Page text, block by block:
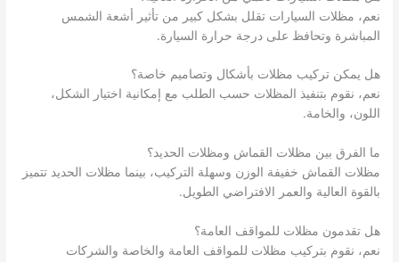
نعم، مظلات السيارات تقلل بشكل كبير من تأثير أشعة الشمس
المباشرة وتحافظ على درجة حرارة السيارة.
هل يمكن تركيب مظلات بأشكال وتصاميم خاصة؟
نعم، نقوم بتنفيذ المظلات حسب الطلب مع إمكانية اختيار الشكل،
اللون، والخامة.
ما الفرق بين مظلات القماش ومظلات الحديد؟
مظلات القماش خفيفة الوزن وسهلة التركيب، بينما مظلات الحديد تتميز
بالقوة العالية والعمر الافتراضي الطويل.
هل تقدمون مظلات للمواقف العامة؟
نعم، نقوم بتركيب مظلات للمواقف العامة والخاصة والشركات